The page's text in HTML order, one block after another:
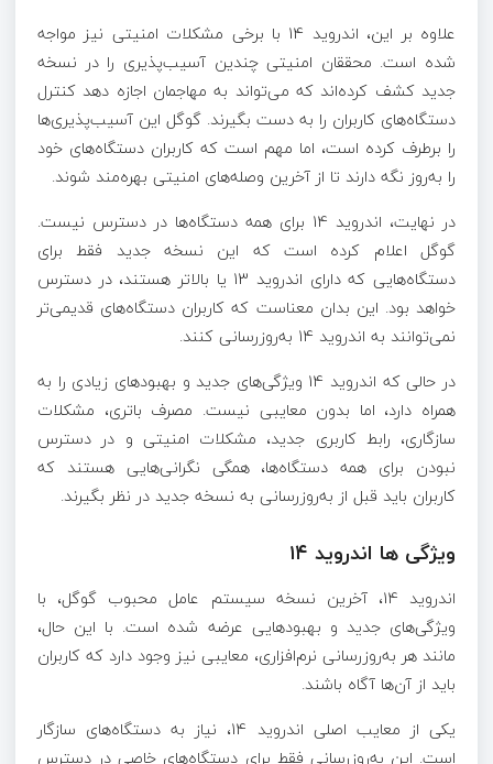
علاوه بر این، اندروید 14 با برخی مشکلات امنیتی نیز مواجه
شده است. محققان امنیتی چندین آسیب‌پذیری را در نسخه
جدید کشف کرده‌اند که می‌تواند به مهاجمان اجازه دهد کنترل
دستگاه‌های کاربران را به دست بگیرند. گوگل این آسیب‌پذیری‌ها
را برطرف کرده است، اما مهم است که کاربران دستگاه‌های خود
را به‌روز نگه دارند تا از آخرین وصله‌های امنیتی بهره‌مند شوند.
در نهایت، اندروید 14 برای همه دستگاه‌ها در دسترس نیست.
گوگل اعلام کرده است که این نسخه جدید فقط برای
دستگاه‌هایی که دارای اندروید 13 یا بالاتر هستند، در دسترس
خواهد بود. این بدان معناست که کاربران دستگاه‌های قدیمی‌تر
نمی‌توانند به اندروید 14 به‌روزرسانی کنند.
در حالی که اندروید 14 ویژگی‌های جدید و بهبودهای زیادی را به
همراه دارد، اما بدون معایبی نیست. مصرف باتری، مشکلات
سازگاری، رابط کاربری جدید، مشکلات امنیتی و در دسترس
نبودن برای همه دستگاه‌ها، همگی نگرانی‌هایی هستند که
کاربران باید قبل از به‌روزرسانی به نسخه جدید در نظر بگیرند.
ویژگی ها اندروید ۱۴
اندروید 14، آخرین نسخه سیستم عامل محبوب گوگل، با
ویژگی‌های جدید و بهبودهایی عرضه شده است. با این حال،
مانند هر به‌روزرسانی نرم‌افزاری، معایبی نیز وجود دارد که کاربران
باید از آن‌ها آگاه باشند.
یکی از معایب اصلی اندروید 14، نیاز به دستگاه‌های سازگار
است. این به‌روزرسانی فقط برای دستگاه‌های خاصی در دسترس